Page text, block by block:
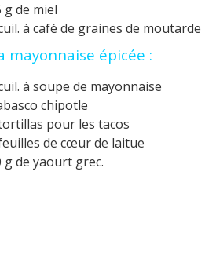
g de miel
à café de graines de moutarde
mayonnaise épicée :
à soupe de mayonnaise
chipotle
pour les tacos
de cœur de laitue
g de yaourt grec.